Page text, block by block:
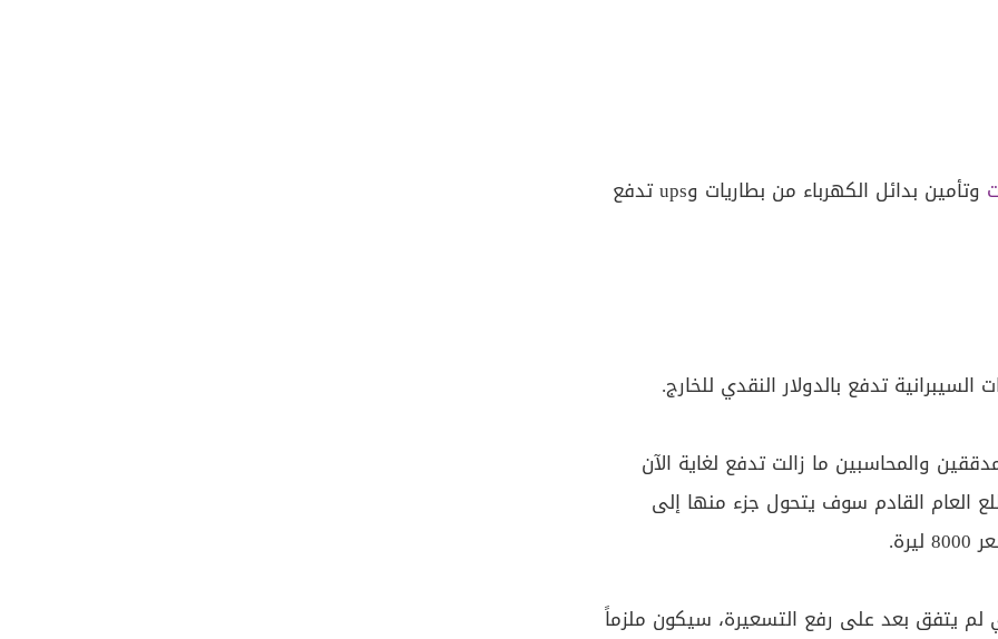
وتأمين بدائل الكهرباء من بطاريات وups تدفع
تدفع بالدولار النقدي للخارج.
والمحاسبين ما زالت تدفع لغاية الآن
مع مطلع العام القادم سوف يتحول جزء منها إلى
لم يتفق بعد على رفع التسعيرة، سيكون ملزماً